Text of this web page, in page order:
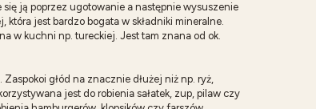
się ją poprzez ugotowanie a następnie wysuszenie
jest bardzo bogata w składniki mineralne.
w kuchni np. tureckiej. Jest tam znana od ok.
głód na znacznie dłużej niż np. ryż,
jest do robienia sałatek, zup, pilaw czy